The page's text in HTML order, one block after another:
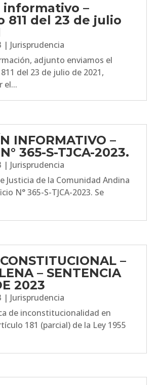
–
811 del 23 de julio
| Jurisprudencia
adjunto enviamos el
del 23 de julio de 2021,
el...
INFORMATIVO –
365-S-TJCA-2023.
| Jurisprudencia
Justicia de la Comunidad Andina
N° 365-S-TJCA-2023. Se
–
– SENTENCIA
2023
| Jurisprudencia
de inconstitucionalidad en
181 (parcial) de la Ley 1955